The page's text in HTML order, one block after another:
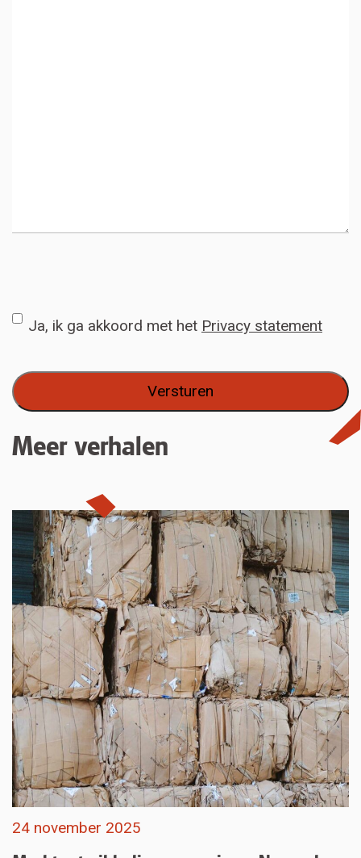
Instemming
Ja, ik ga akkoord met het Privacy statement
Meer verhalen
24 november 2025